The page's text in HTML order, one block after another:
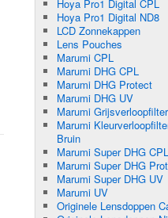
Hoya Pro1 Digital CPL
Hoya Pro1 Digital ND8
LCD Zonnekappen
Lens Pouches
Marumi CPL
Marumi DHG CPL
Marumi DHG Protect
Marumi DHG UV
Marumi
Marumi
Bruin
Marumi Super DHG CPL
Marumi Super DHG
Marumi Super DHG UV
Marumi UV
Originele Lensdoppen